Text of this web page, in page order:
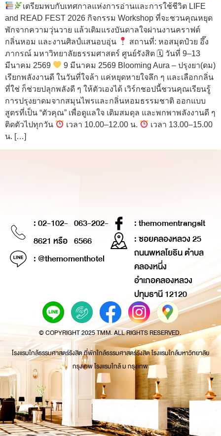
เตรียมพบกับเทศกาลแห่งการอ่านและการใช้ชีวิต LIFE
and READ FEST 2026 กิจกรรม Workshop ที่จะชวนคุณหยุด
พักจากความวุ่นวาย แล้วเติมแรงบันดาลใจผ่านงานคราฟต์
กลิ่นหอม และงานศิลป์แสนอบอุ่น
สถานที่: หอสมุดป๋วย อึ๊ง
ภากรณ์ มหาวิทยาลัยธรรมศาสตร์ ศูนย์รังสิต 🗓 วันที่ 9–13
มีนาคม 2569
9 มีนาคม 2569 Blooming Aura – ปรุงยา(ดม)
เรียกพลังงานดี ในวันที่ใจล้า แค่หยุดหายใจลึก ๆ และเลือกกลิ่น
ที่ใช่ ก็ช่วยปลุกพลังดี ๆ ให้ตัวเองได้ เวิร์กชอปนี้ชวนคุณเรียนรู้
การปรุงยาดมจากสมุนไพรและกลิ่นหอมธรรมชาติ ออกแบบ
สูตรที่เป็น “ตัวคุณ” เพื่อดูแลใจ เติมสมดุล และพกพาพลังงานดี ๆ
ติดตัวไปทุกวัน
เวลา 10.00–12.00 น.
เวลา 13.00–15.00
น. […]
: 02-102-
8621 หรือ
063-202-
6566
: @themomenthotel
: themomentrangsit
: ซอยคลองหลวง 25
ถนนพหลโยธิน ตำบล
คลองหนึ่ง
อำเภอคลองหลวง
ปทุมธานี 12120
© COPYRIGHT 2025 TMM. ALL RIGHTS RESERVED.
โรงแรมใกล้ธรรมศาสตร์รังสิต ที่พักใกล้ธรรมศาสตร์รังสิต โรงแรมใกล้มหาวิทยาลัย
กรุงเทพ โรงแรมใกล้ ม กรุงเทพ